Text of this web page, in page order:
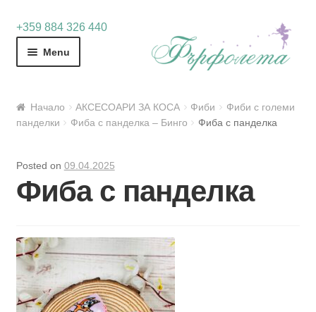
+359 884 326 440
Skip
Skip
Menu
Начало АКСЕСОАРИ ЗА КОСА Фиби
Фиби с големи
панделки
Фиба с панделка – Бинго Фиба с панделка
Posted on 09.04.2025
Фиба с панделка